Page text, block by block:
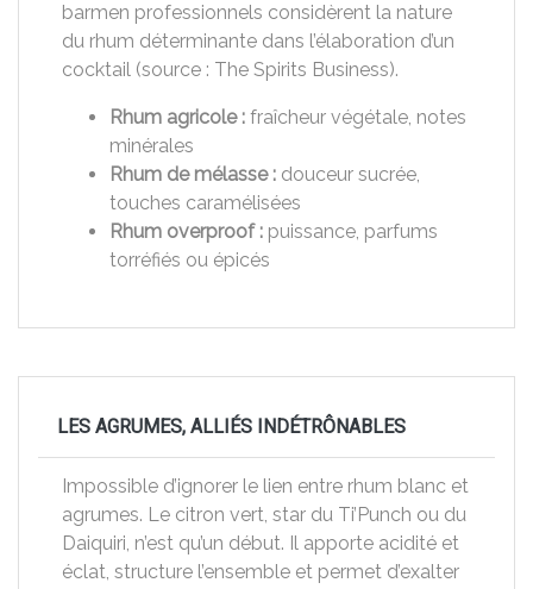
barmen professionnels considèrent la nature
du rhum déterminante dans l’élaboration d’un
cocktail (source : The Spirits Business).
Rhum agricole : fraîcheur végétale, notes
minérales
Rhum de mélasse : douceur sucrée,
touches caramélisées
Rhum overproof : puissance, parfums
torréfiés ou épicés
LES AGRUMES, ALLIÉS INDÉTRÔNABLES
Impossible d’ignorer le lien entre rhum blanc et
agrumes. Le citron vert, star du Ti’Punch ou du
Daiquiri, n’est qu’un début. Il apporte acidité et
éclat, structure l’ensemble et permet d’exalter